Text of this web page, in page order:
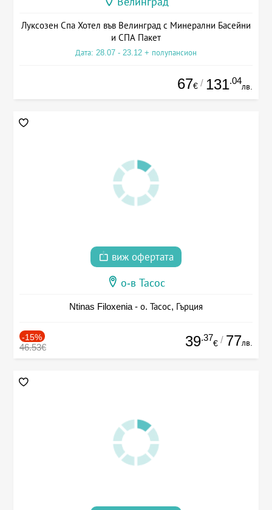
Луксозен Спа Хотел във Велинград с Минерални Басейни
и СПА Пакет
Дата: 28.07 - 23.12 + полупансион
67€ / 131.04
лв.
виж офертата
о-в Тасос
Ntinas Filoxenia - о. Тасос, Гърция
-15%
46.53€ 39.37
€ / 77лв.